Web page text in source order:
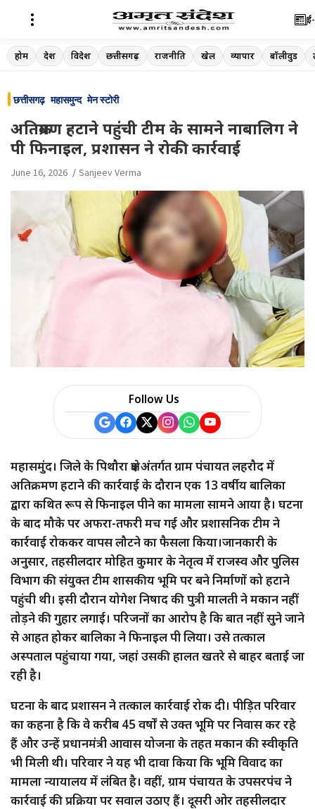
Skip
to
होम देश विदेश छत्तीसगढ़ राजनीति खेल व्यापार बॉलीवुड
छत्तीसगढ़ महासमुन्द मेन स्टोरी
अतिक्रमण हटाने पहुंची टीम के सामने नाबालिग ने
पी फिनाइल, प्रशासन ने रोकी कार्रवाई
June 16, 2026 Sanjeev Verma
Follow Us
महासमुंद। जिले के पिथौरा क्षेत्र अंतर्गत ग्राम पंचायत लहरौद में
अतिक्रमण हटाने की कार्रवाई के दौरान एक 13 वर्षीय बालिका
द्वारा कथित रूप से फिनाइल पीने का मामला सामने आया है। घटना
के बाद मौके पर अफरा-तफरी मच गई और प्रशासनिक टीम ने
कार्रवाई रोककर वापस लौटने का फैसला किया।जानकारी के
अनुसार, तहसीलदार मोहित कुमार के नेतृत्व में राजस्व और पुलिस
विभाग की संयुक्त टीम शासकीय भूमि पर बने निर्माणों को हटाने
पहुंची थी। इसी दौरान योगेश निषाद की पुत्री मालती ने मकान नहीं
तोड़ने की गुहार लगाई। परिजनों का आरोप है कि बात नहीं सुने जाने
से आहत होकर बालिका ने फिनाइल पी लिया। उसे तत्काल
अस्पताल पहुंचाया गया, जहां उसकी हालत खतरे से बाहर बताई जा
रही है।
घटना के बाद प्रशासन ने तत्काल कार्रवाई रोक दी। पीड़ित परिवार
का कहना है कि वे करीब 45 वर्षों से उक्त भूमि पर निवास कर रहे
हैं और उन्हें प्रधानमंत्री आवास योजना के तहत मकान की स्वीकृति
भी मिली थी। परिवार ने यह भी दावा किया कि भूमि विवाद का
मामला न्यायालय में लंबित है। वहीं, ग्राम पंचायत के उपसरपंच ने
कार्रवाई की प्रक्रिया पर सवाल उठाए हैं। दूसरी ओर तहसीलदार